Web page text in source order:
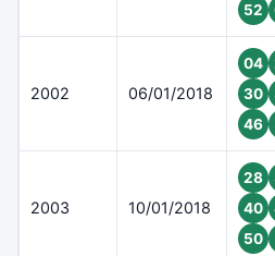
52
2002 06/01/2018
04
30
46
2003 10/01/2018
28
40
50